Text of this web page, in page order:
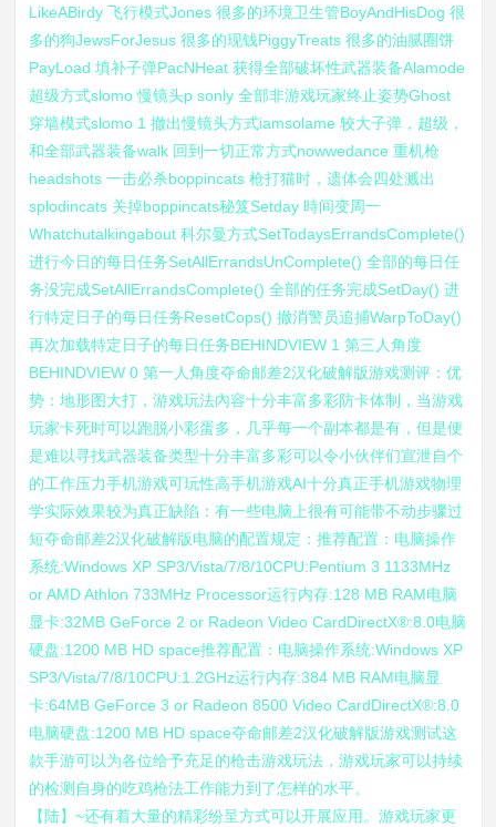
LikeABirdy 飞行模式Jones 很多的环境卫生管BoyAndHisDog 很
多的狗JewsForJesus 很多的现钱PiggyTreats 很多的油腻圈饼
PayLoad 填补子弹PacNHeat 获得全部破坏性武器装备Alamode
超级方式slomo 慢镜头p sonly 全部非游戏玩家终止姿势Ghost
穿墙模式slomo 1 撤出慢镜头方式iamsolame 较大子弹，超级，
和全部武器装备walk 回到一切正常方式nowwedance 重机枪
headshots 一击必杀boppincats 枪打猫时，遗体会四处溅出
splodincats 关掉boppincats秘笈Setday 時间变周一
Whatchutalkingabout 科尔曼方式SetTodaysErrandsComplete()
进行今日的每日任务SetAllErrandsUnComplete() 全部的每日任
务没完成SetAllErrandsComplete() 全部的任务完成SetDay() 进
行特定日子的每日任务ResetCops() 撤消警员追捕WarpToDay()
再次加载特定日子的每日任务BEHINDVIEW 1 第三人角度
BEHINDVIEW 0 第一人角度夺命邮差2汉化破解版游戏测评：优
势：地形图大打，游戏玩法內容十分丰富多彩防卡体制，当游戏
玩家卡死时可以跑脱小彩蛋多，几乎每一个副本都是有，但是便
是难以寻找武器装备类型十分丰富多彩可以令小伙伴们宣泄自个
的工作压力手机游戏可玩性高手机游戏AI十分真正手机游戏物理
学实际效果较为真正缺陷：有一些电脑上很有可能带不动步骤过
短夺命邮差2汉化破解版电脑的配置规定：推荐配置：电脑操作
系统:Windows XP SP3/Vista/7/8/10CPU:Pentium 3 1133MHz
or AMD Athlon 733MHz Processor运行内存:128 MB RAM电脑
显卡:32MB GeForce 2 or Radeon Video CardDirectX®:8.0电脑
硬盘:1200 MB HD space推荐配置：电脑操作系统:Windows XP
SP3/Vista/7/8/10CPU:1.2GHz运行内存:384 MB RAM电脑显
卡:64MB GeForce 3 or Radeon 8500 Video CardDirectX®:8.0
电脑硬盘:1200 MB HD space夺命邮差2汉化破解版游戏测试这
款手游可以为各位给予充足的枪击游戏玩法，游戏玩家可以持续
的检测自身的吃鸡枪法工作能力到了怎样的水平。
【陆】~还有着大量的精彩纷呈方式可以开展应用。游戏玩家更